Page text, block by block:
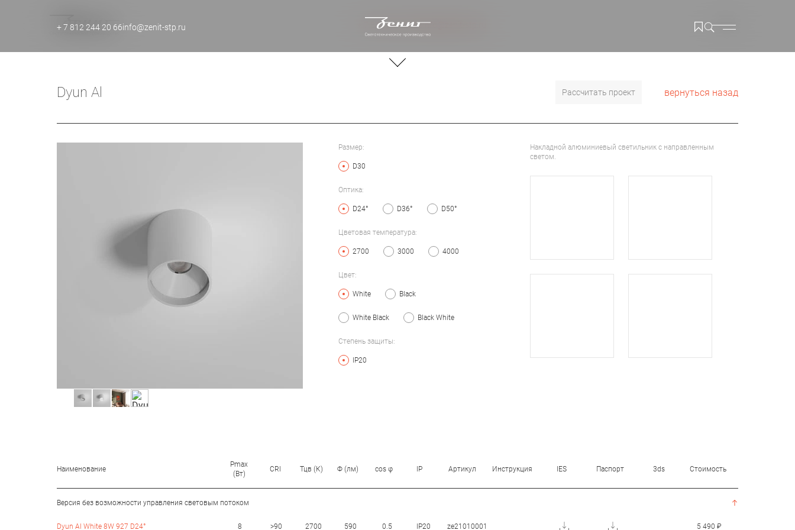
+ 7 812 244 20 66info@zenit-stp.ru
+ 7 812 244 20 66info@zenit-stp.ru
Dyun Al Рассчитать проект вернуться назад
Размер:
D30
Оптика:
D24° D36° D50°
Цветовая температура:
2700 3000 4000
Цвет:
White Black
White Black Black White
Степень защиты:
IP20
Накладной алюминиевый светильник с направленным
светом.
Наименование
Pmax
(Вт)
CRI Тцв (К) Ф (лм) cos φ IP Артикул Инструкция IES Паспорт 3ds Стоимость
Версия без возможности управления световым потоком
Dyun Al White 8W 927 D24° 8 >90 2700 590 0.5 IP20 ze21010001 5 490 ₽